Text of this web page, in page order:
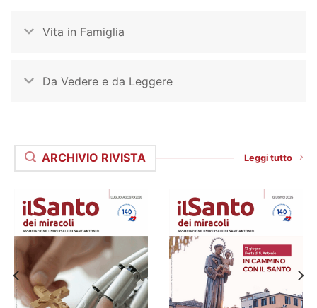
Vita in Famiglia
Da Vedere e da Leggere
ARCHIVIO RIVISTA Leggi tutto